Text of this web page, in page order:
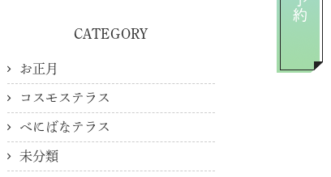
CATEGORY
お正月
コスモステラス
べにばなテラス
未分類